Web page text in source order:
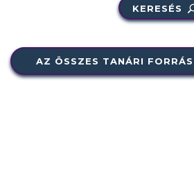
KERESÉS
AZ ÖSSZES TANÁRI